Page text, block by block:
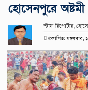
হোসেনপুরে অষ্টমী
স্টাফ রিপোর্টার,
প্রকাশিত: মঙ্গলবার,